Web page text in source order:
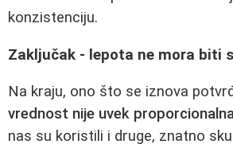
konzistenciju.
Zaključak - lepota ne mora biti
Na kraju, ono što se iznova
vrednost nije uvek
nas su koristili i druge, znatno